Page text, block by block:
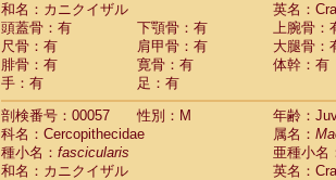
和名：カニクイザル
英名：
頭蓋骨：有
下顎骨：有
上腕骨：
尺骨：有
肩甲骨：有
大腿骨：
腓骨：有
寛骨：有
体幹：有
手：有
足：有
剖検番号：00057
性別：M
年齢：
科名：Cercopithecidae
属名：
種小名： fascicularis
亜種小名
和名：カニクイザル
英名：